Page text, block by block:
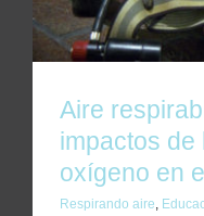
Kits AirCheck✓
Aire
impactos de
oxígeno en
Respirando aire,